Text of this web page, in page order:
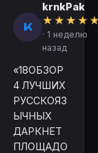
K
krnkPak
★ ★ ★ ★
· 1 неделю
назад
«18ОБЗОР
4 ЛУЧШИХ
РУССКОЯЗ
ЫЧНЫХ
ДАРКНЕТ
ПЛОЩАДО